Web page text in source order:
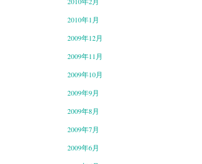
2010年1月
2009年12月
2009年11月
2009年10月
2009年9月
2009年8月
2009年7月
2009年6月